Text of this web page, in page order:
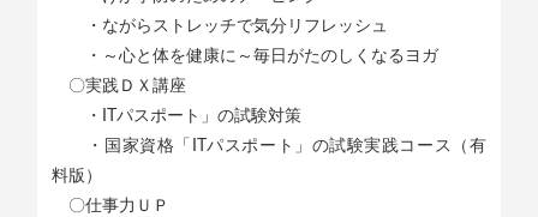
・ながらストレッチで気分リフレッシュ
・～心と体を健康に～毎日がたのしくなるヨガ
〇実践ＤＸ講座
・ITパスポート」の試験対策
・国家資格「ITパスポート」の試験実践コース（有
料版）
〇仕事力ＵＰ